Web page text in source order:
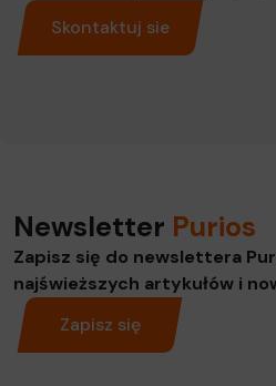
Skontaktuj sie
Newsletter Purios
Zapisz się do newslettera
najświeższych artykułów i
Zapisz się